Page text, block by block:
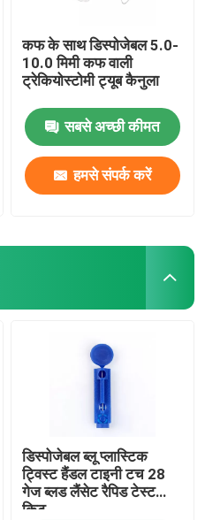
कफ के साथ डिस्पोजेबल 5.0-
10.0 मिमी कफ वाली
ट्रेकियोस्टोमी ट्यूब कैनुला
सबसे अच्छी कीमत
हमसे संपर्क करें
डिस्पोजेबल ब्लू प्लास्टिक
ट्विस्ट हैंडल टाइनी टच 28
गेज ब्लड लैंसेट रैपिड टेस्ट
किट